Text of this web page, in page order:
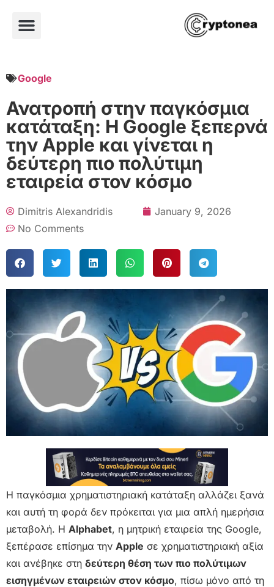
Google
Ανατροπή στην παγκόσμια
κατάταξη: Η Google ξεπερνά
την Apple και γίνεται η
δεύτερη πιο πολύτιμη
εταιρεία στον κόσμο
Dimitris Alexandridis
January 9, 2026
No Comments
Η παγκόσμια χρηματιστηριακή κατάταξη αλλάζει ξανά
και αυτή τη φορά δεν πρόκειται για μια απλή ημερήσια
μεταβολή. Η Alphabet, η μητρική εταιρεία της Google,
ξεπέρασε επίσημα την Apple σε χρηματιστηριακή αξία
και ανέβηκε στη δεύτερη θέση των πιο πολύτιμων
εισηγμένων εταιρειών στον κόσμο, πίσω μόνο από τη